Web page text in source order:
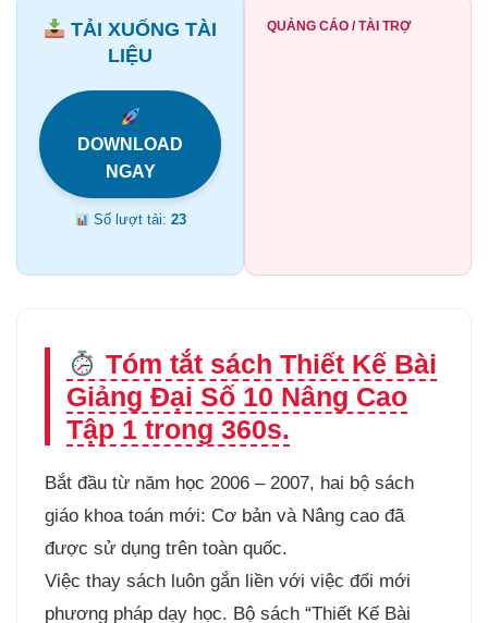
TẢI XUỐNG TÀI
LIỆU
DOWNLOAD
NGAY
Số lượt tải:23
QUẢNG CÁO / TÀI TRỢ
Tóm tắt sách Thiết Kế Bài
Giảng Đại Số 10 Nâng Cao
Tập 1 trong 360s.
Bắt đầu từ năm học 2006 – 2007, hai bộ sách
giáo khoa toán mới: Cơ bản và Nâng cao đã
được sử dụng trên toàn quốc.
Việc thay sách luôn gắn liền với việc đổi mới
phương pháp dạy học. Bộ sách “Thiết Kế Bài